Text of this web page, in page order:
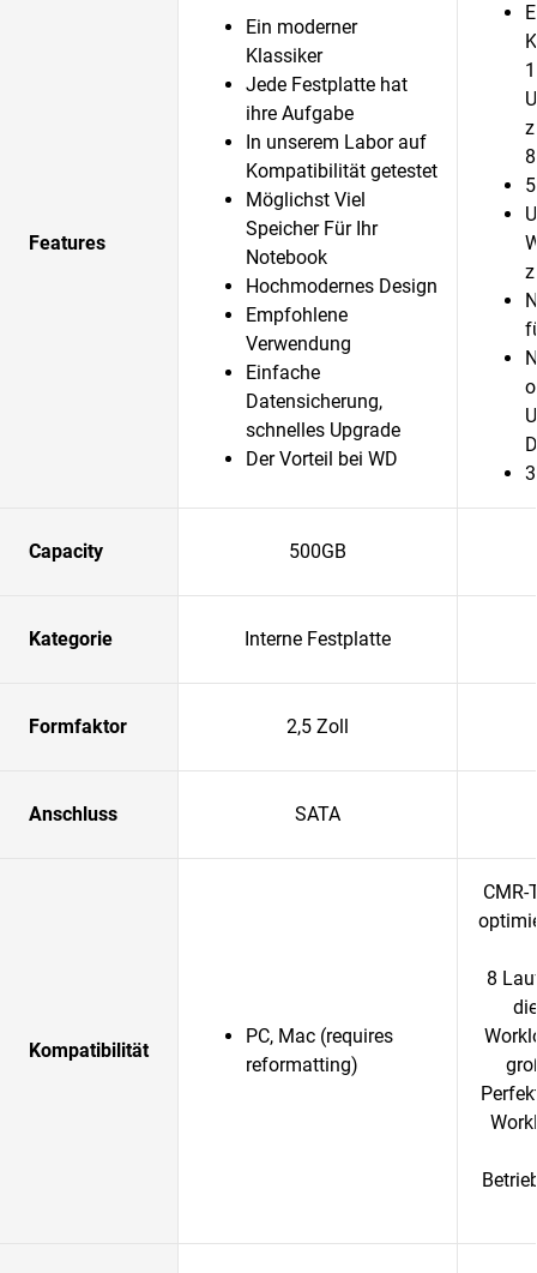
Features
Ein moderner
Klassiker
Jede Festplatte hat
ihre Aufgabe
In unserem Labor auf
Kompatibilität getestet
Möglichst Viel
Speicher Für Ihr
Notebook
Hochmodernes Design
Empfohlene
Verwendung
Einfache
Datensicherung,
schnelles Upgrade
Der Vorteil bei WD
Capacity 500GB
Kategorie Interne Festplatte
Formfaktor 2,5 Zoll
Anschluss SATA
Kompatibilität
PC, Mac (requires
reformatting)
CMR-
8